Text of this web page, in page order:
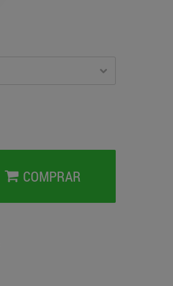
COMPRAR